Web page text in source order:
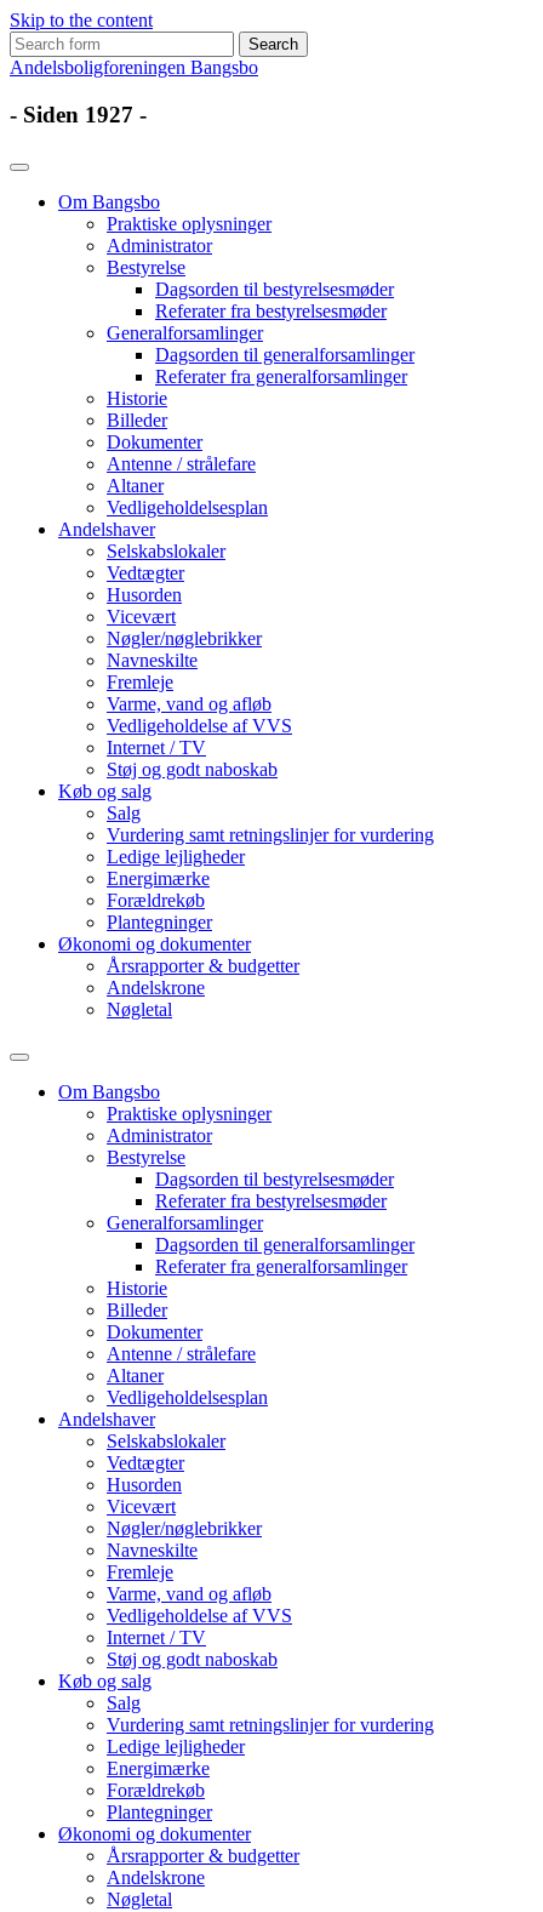
Skip to the content
Search
for:
Andelsboligforeningen Bangsbo
- Siden 1927 -
Om Bangsbo
Praktiske oplysninger
Administrator
Bestyrelse
Dagsorden til bestyrelsesmøder
Referater fra bestyrelsesmøder
Generalforsamlinger
Dagsorden til generalforsamlinger
Referater fra generalforsamlinger
Historie
Billeder
Dokumenter
Antenne / strålefare
Altaner
Vedligeholdelsesplan
Andelshaver
Selskabslokaler
Vedtægter
Husorden
Vicevært
Nøgler/nøglebrikker
Navneskilte
Fremleje
Varme, vand og afløb
Vedligeholdelse af VVS
Internet / TV
Støj og godt naboskab
Køb og salg
Salg
Vurdering samt retningslinjer for vurdering
Ledige lejligheder
Energimærke
Forældrekøb
Plantegninger
Økonomi og dokumenter
Årsrapporter & budgetter
Andelskrone
Nøgletal
Toggle
search
field
Om Bangsbo
Praktiske oplysninger
Administrator
Bestyrelse
Dagsorden til bestyrelsesmøder
Referater fra bestyrelsesmøder
Generalforsamlinger
Dagsorden til generalforsamlinger
Referater fra generalforsamlinger
Historie
Billeder
Dokumenter
Antenne / strålefare
Altaner
Vedligeholdelsesplan
Andelshaver
Selskabslokaler
Vedtægter
Husorden
Vicevært
Nøgler/nøglebrikker
Navneskilte
Fremleje
Varme, vand og afløb
Vedligeholdelse af VVS
Internet / TV
Støj og godt naboskab
Køb og salg
Salg
Vurdering samt retningslinjer for vurdering
Ledige lejligheder
Energimærke
Forældrekøb
Plantegninger
Økonomi og dokumenter
Årsrapporter & budgetter
Andelskrone
Nøgletal